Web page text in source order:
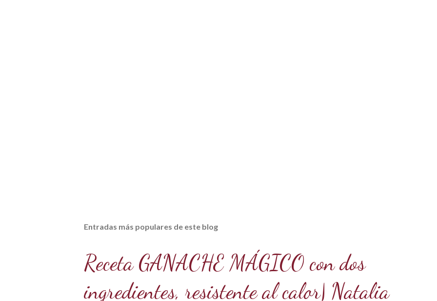
Entradas más populares de este blog
Receta GANACHE MÁGICO con dos
ingredientes, resistente al calor| Natalia